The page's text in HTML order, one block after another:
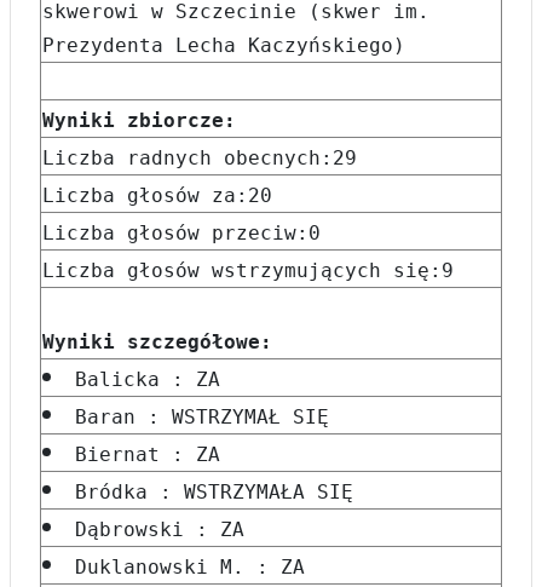
skwerowi w Szczecinie (skwer im.
Prezydenta Lecha Kaczyńskiego)
Wyniki zbiorcze:
Liczba radnych obecnych:29
Liczba głosów za:20
Liczba głosów przeciw:0
Liczba głosów wstrzymujących się:9
Wyniki szczegółowe:
Balicka : ZA
Baran : WSTRZYMAŁ SIĘ
Biernat : ZA
Bródka : WSTRZYMAŁA SIĘ
Dąbrowski : ZA
Duklanowski M. : ZA